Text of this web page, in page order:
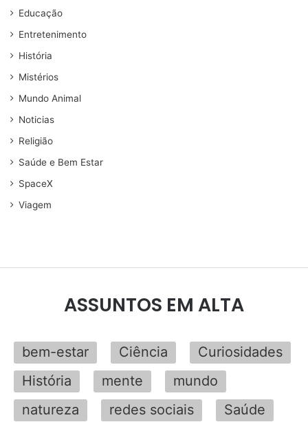
Educação
Entretenimento
História
Mistérios
Mundo Animal
Noticias
Religião
Saúde e Bem Estar
SpaceX
Viagem
ASSUNTOS EM ALTA
bem-estar Ciência
Curiosidades
História
mente
mundo
natureza
redes sociais
Saúde